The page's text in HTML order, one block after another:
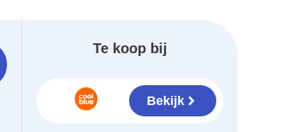
Te koop bij
Bekijk